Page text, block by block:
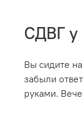
СДВГ у
Вы сидите
забыли
руками.